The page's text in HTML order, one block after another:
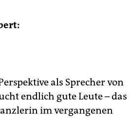
als Sprecher von
endlich gute Leute – das
im vergangenen